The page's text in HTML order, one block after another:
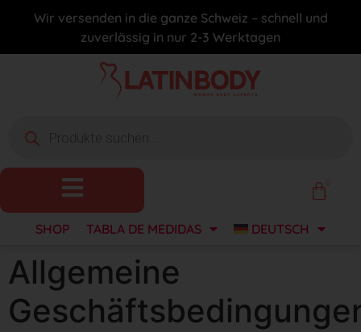
Wir versenden in die ganze Schweiz – schnell und
zuverlässig in nur 2-3 Werktagen
SHOP TABLA DE MEDIDAS DEUTSCH
Allgemeine